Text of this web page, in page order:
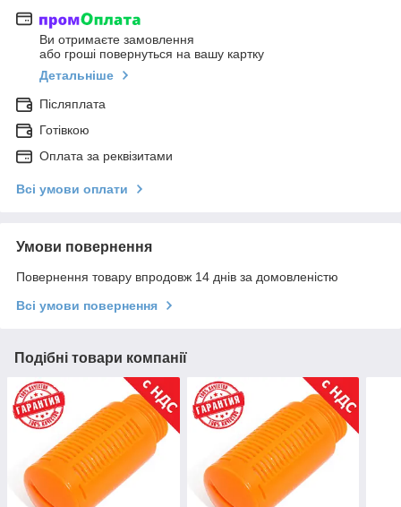
Ви отримаєте замовлення
або гроші повернуться на вашу картку
Детальніше
Післяплата
Готівкою
Оплата за реквізитами
Всі умови оплати
Умови повернення
Повернення товару впродовж 14 днів за домовленістю
Всі умови повернення
Подібні товари компанії